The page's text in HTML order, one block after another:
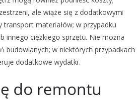
ale wiąże się z dodatkowymi
materiałów; w przypadku
innego ciężkiego sprzętu. Nie można
budowlanych; w niektórych przypadkach
dodatkowe wydatki.
do remontu